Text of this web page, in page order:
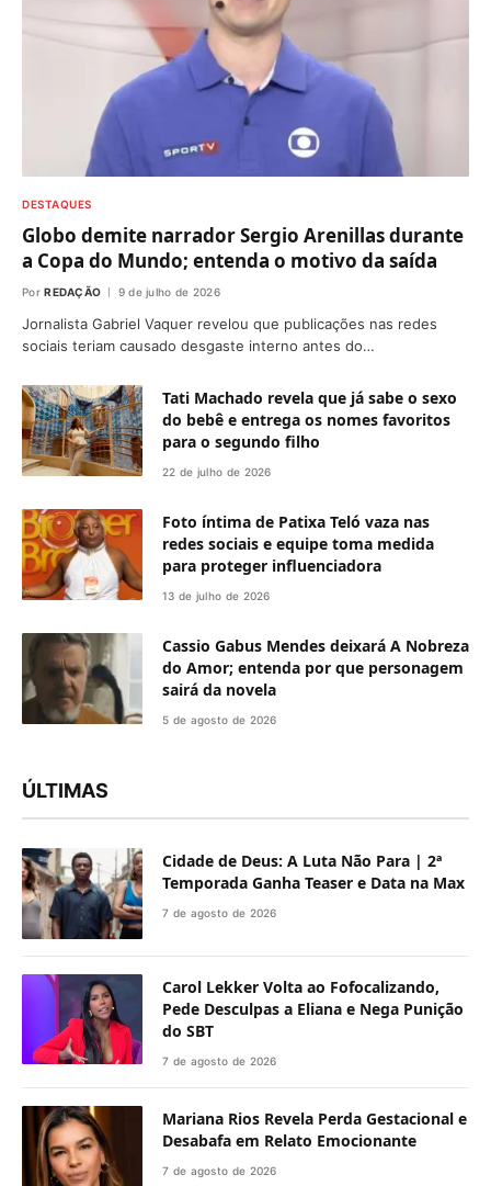
DESTAQUES
Globo demite narrador Sergio Arenillas durante
a Copa do Mundo; entenda o motivo da saída
Por REDAÇÃO 9 de julho de 2026
Jornalista Gabriel Vaquer revelou que publicações nas redes
sociais teriam causado desgaste interno antes do…
Tati Machado revela que já sabe o sexo
do bebê e entrega os nomes favoritos
para o segundo filho
22 de julho de 2026
Foto íntima de Patixa Teló vaza nas
redes sociais e equipe toma medida
para proteger influenciadora
13 de julho de 2026
Cassio Gabus Mendes deixará A Nobreza
do Amor; entenda por que personagem
sairá da novela
5 de agosto de 2026
ÚLTIMAS
Cidade de Deus: A Luta Não Para | 2ª
Temporada Ganha Teaser e Data na Max
7 de agosto de 2026
Carol Lekker Volta ao Fofocalizando,
Pede Desculpas a Eliana e Nega Punição
do SBT
7 de agosto de 2026
Mariana Rios Revela Perda Gestacional e
Desabafa em Relato Emocionante
7 de agosto de 2026